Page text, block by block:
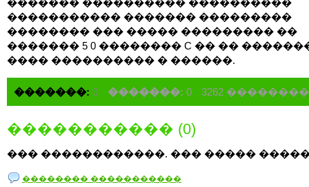
����������� ������� ���������
�������� ��� ����� ��������� ��
������� 5 0 �������� C �� ��
���� ���������� � ������.
�������: 0 �������: 0 3262
����������� (0)
��� ������������. ��� �����
�������� �����������